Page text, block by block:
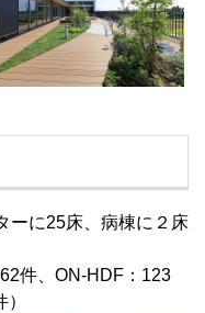
ーに25床、病棟に２床
件、ON-HDF：123